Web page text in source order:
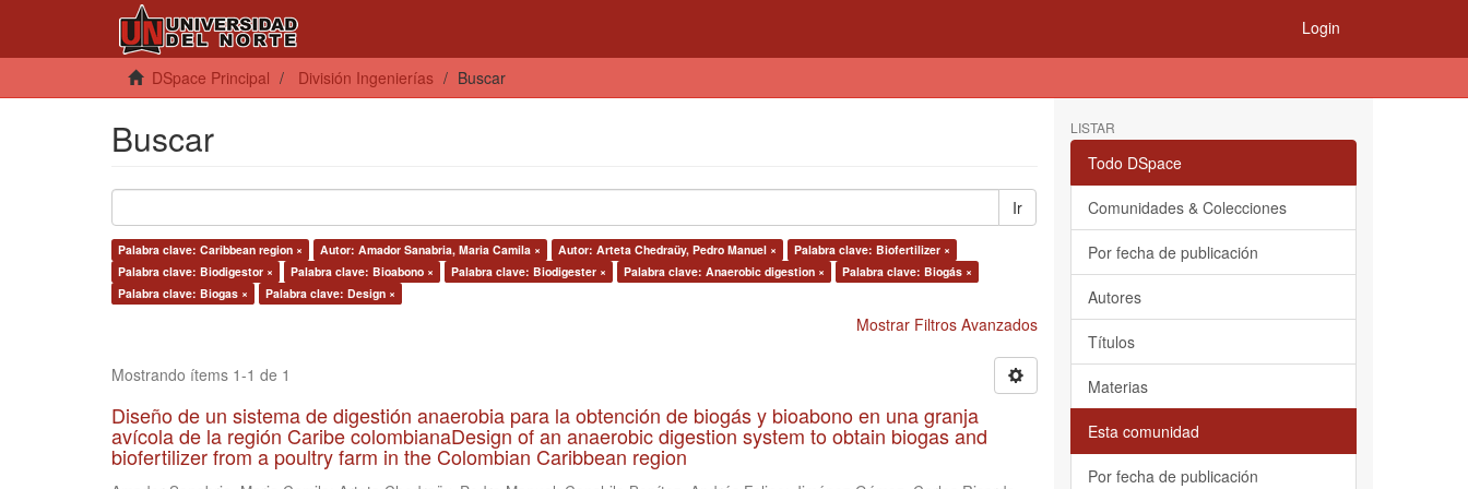
Login
DSpace Principal División Ingenierías Buscar
Buscar
Ir
Palabra clave: Caribbean region × Autor: Amador Sanabria, Maria Camila × Autor: Arteta Chedraüy, Pedro Manuel ×
Palabra clave: Biofertilizer ×
Palabra clave: Biodigestor ×
Palabra clave: Bioabono × Palabra clave: Biodigester × Palabra clave: Anaerobic digestion ×
Palabra clave: Biogás ×
Palabra clave: Biogas ×
Palabra clave: Design ×
Mostrar Filtros Avanzados
Mostrando ítems 1-1 de 1
Diseño de un sistema de digestión anaerobia para la obtención de biogás y bioabono en una granja
avícola de la región Caribe colombianaDesign of an anaerobic digestion system to obtain biogas and
biofertilizer from a poultry farm in the Colombian Caribbean region
LISTAR
Todo DSpace
Comunidades & Colecciones
Por fecha de publicación
Autores
Títulos
Materias
Esta comunidad
Por fecha de publicación